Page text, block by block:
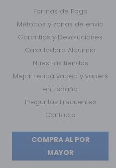
Formas de Pago
Métodos y zonas de envío
Garantías y Devoluciones
Calculadora Alquimia
Nuestras tiendas
Mejor tienda vapeo y vapers
en España
Preguntas Frecuentes
Contacto
COMPRA AL POR
MAYOR